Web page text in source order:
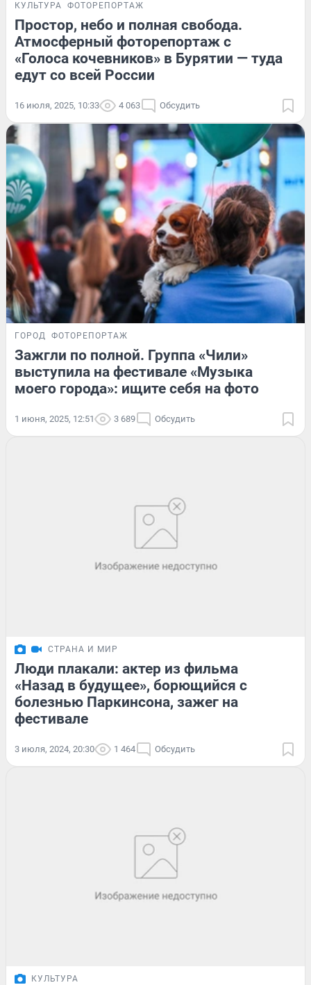
КУЛЬТУРА ФОТОРЕПОРТАЖ
Простор, небо и полная свобода.
Атмосферный фоторепортаж с
«Голоса кочевников» в Бурятии — туда
едут со всей России
16 июля, 2025, 10:33 4 063 Обсудить
ГОРОД ФОТОРЕПОРТАЖ
Зажгли по полной. Группа «Чили»
выступила на фестивале «Музыка
моего города»: ищите себя на фото
1 июня, 2025, 12:51 3 689 Обсудить
СТРАНА И МИР
Люди плакали: актер из фильма
«Назад в будущее», борющийся с
болезнью Паркинсона, зажег на
фестивале
3 июля, 2024, 20:30 1 464 Обсудить
КУЛЬТУРА